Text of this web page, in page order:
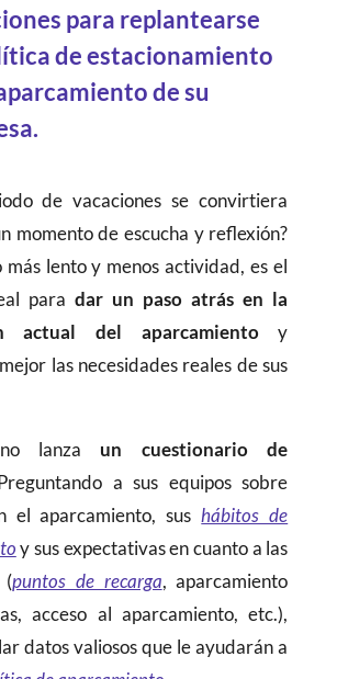
para replantearse
de estacionamiento
de su
de vacaciones se convirtiera
momento de escucha y reflexión?
lento y menos actividad, es el
para dar un paso atrás en la
actual del aparcamientoy
las necesidades reales de sus
lanza un cuestionario de
a sus equipos sobre
el aparcamiento, sushábitos de
y sus expectativas en cuanto a las
(puntos de recarga, aparcamiento
acceso al aparcamiento, etc.),
datos valiosos que le ayudarán a